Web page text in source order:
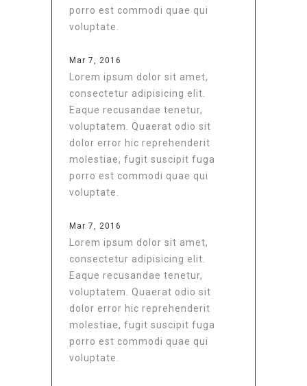
porro est commodi quae qui
voluptate.
Mar 7, 2016
Lorem ipsum dolor sit amet,
consectetur adipisicing elit.
Eaque recusandae tenetur,
voluptatem. Quaerat odio sit
dolor error hic reprehenderit
molestiae, fugit suscipit fuga
porro est commodi quae qui
voluptate.
Mar 7, 2016
Lorem ipsum dolor sit amet,
consectetur adipisicing elit.
Eaque recusandae tenetur,
voluptatem. Quaerat odio sit
dolor error hic reprehenderit
molestiae, fugit suscipit fuga
porro est commodi quae qui
voluptate.